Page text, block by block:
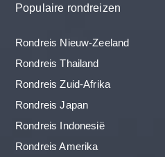
Populaire rondreizen
Rondreis Nieuw-Zeeland
Rondreis Thailand
Rondreis Zuid-Afrika
Rondreis Japan
Rondreis Indonesië
Rondreis Amerika